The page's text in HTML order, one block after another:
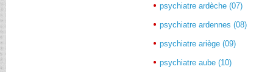
psychiatre ardèche (07)
psychiatre ardennes (08)
psychiatre ariège (09)
psychiatre aube (10)